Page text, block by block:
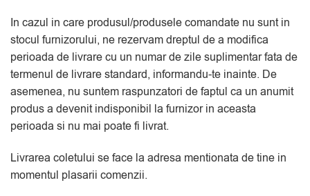
In cazul in care produsul/produsele comandate nu sunt in
stocul furnizorului, ne rezervam dreptul de a modifica
perioada de livrare cu un numar de zile suplimentar fata de
termenul de livrare standard, informandu-te inainte. De
asemenea, nu suntem raspunzatori de faptul ca un anumit
produs a devenit indisponibil la furnizor in aceasta
perioada si nu mai poate fi livrat.
Livrarea coletului se face la adresa mentionata de tine in
momentul plasarii comenzii.